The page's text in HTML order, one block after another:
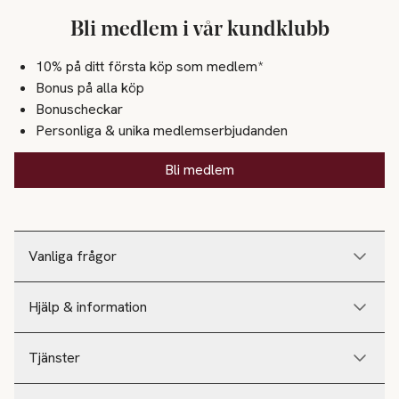
Vanliga frågor
Hjälp & information
Tjänster
Bli medlem i vår kundklubb
10% på ditt första köp som medlem*
Bonus på alla köp
Bonuscheckar
Personliga & unika medlemserbjudanden
Bli medlem